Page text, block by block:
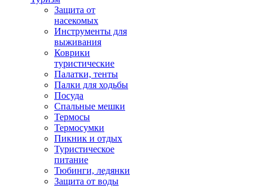
Защита от
насекомых
Инструменты для
выживания
Коврики
туристические
Палатки, тенты
Палки для ходьбы
Посуда
Спальные мешки
Термосы
Термосумки
Пикник и отдых
Туристическое
питание
Тюбинги, ледянки
Защита от воды